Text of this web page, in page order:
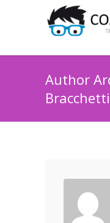
Author
Bracchetti